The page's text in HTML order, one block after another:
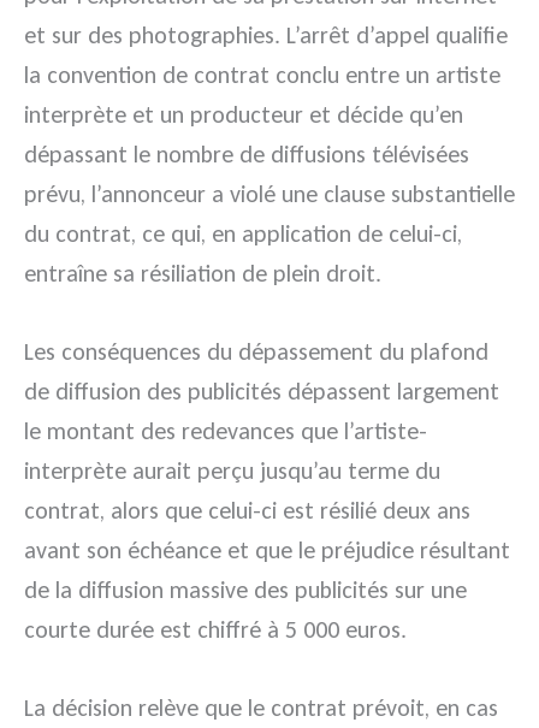
et sur des photographies. L’arrêt d’appel qualifie
la convention de contrat conclu entre un artiste
interprète et un producteur et décide qu’en
dépassant le nombre de diffusions télévisées
prévu, l’annonceur a violé une clause substantielle
du contrat, ce qui, en application de celui-ci,
entraîne sa résiliation de plein droit.
Les conséquences du dépassement du plafond
de diffusion des publicités dépassent largement
le montant des redevances que l’artiste-
interprète aurait perçu jusqu’au terme du
contrat, alors que celui-ci est résilié deux ans
avant son échéance et que le préjudice résultant
de la diffusion massive des publicités sur une
courte durée est chiffré à 5 000 euros.
La décision relève que le contrat prévoit, en cas